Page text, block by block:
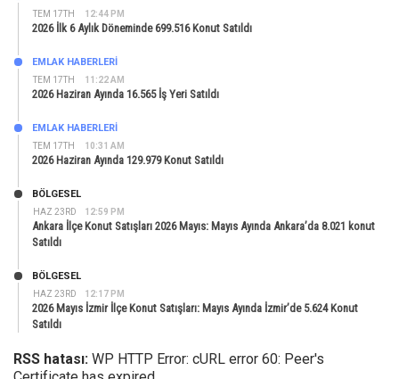
TEM 17TH 12:44 PM
2026 İlk 6 Aylık Döneminde 699.516 Konut Satıldı
TEM 17TH 11:22 AM
EMLAK HABERLERI
2026 Haziran Ayında 16.565 İş Yeri Satıldı
TEM 17TH 10:31 AM
EMLAK HABERLERI
2026 Haziran Ayında 129.979 Konut Satıldı
HAZ 23RD 12:59 PM
BÖLGESEL
Ankara İlçe Konut Satışları 2026 Mayıs: Mayıs Ayında Ankara’da 8.021 konut
Satıldı
HAZ 23RD 12:17 PM
BÖLGESEL
2026 Mayıs İzmir İlçe Konut Satışları: Mayıs Ayında İzmir’de 5.624 Konut
Satıldı
RSS hatası: WP HTTP Error: cURL error 60: Peer's